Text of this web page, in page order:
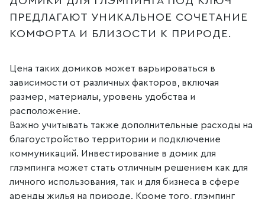
ПРЕДЛАГАЮТ УНИКАЛЬНОЕ СОЧЕТАНИЕ
КОМФОРТА И БЛИЗОСТИ К ПРИРОДЕ.
Цена таких домиков может варьироваться в
зависимости от различных факторов, включая
размер, материалы, уровень удобства и
расположение.
Важно учитывать также дополнительные расходы на
благоустройство территории и подключение
коммуникаций. Инвестирование в домик для
глэмпинга может стать отличным решением как для
личного использования, так и для бизнеса в сфере
аренды жилья на природе. Кроме того, глэмпинг